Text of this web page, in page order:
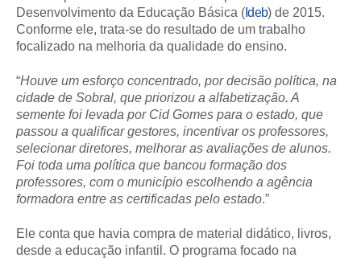
Desenvolvimento da Educação Básica (Ideb) de 2015.
Conforme ele, trata-se do resultado de um trabalho
focalizado na melhoria da qualidade do ensino.
“Houve um esforço concentrado, por decisão política, na
cidade de Sobral, que priorizou a alfabetização. A
semente foi levada por Cid Gomes para o estado, que
passou a qualificar gestores, incentivar os professores,
selecionar diretores, melhorar as avaliações de alunos.
Foi toda uma política que bancou formação dos
professores, com o município escolhendo a agência
formadora entre as certificadas pelo estado.”
Ele conta que havia compra de material didático, livros,
desde a educação infantil. O programa focado na